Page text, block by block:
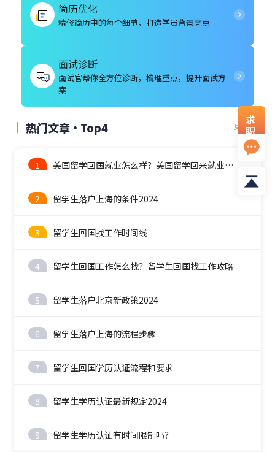
简历优化
精修简历中的每个细节，打造学员背景亮点
面试诊断
面试官帮你全方位诊断，梳理重点，提升面试方
案
热门文章·Top4 更多
1 美国留学回国就业怎么样？美国留学回来就业前景
2 留学生落户上海的条件2024
3 留学生回国找工作时间线
4 留学生回国工作怎么找？留学生回国找工作攻略
5 留学生落户北京新政策2024
6 留学生落户上海的流程步骤
7 留学生回国学历认证流程和要求
8 留学生学历认证最新规定2024
9 留学生学历认证有时间限制吗？
求
职
资
料